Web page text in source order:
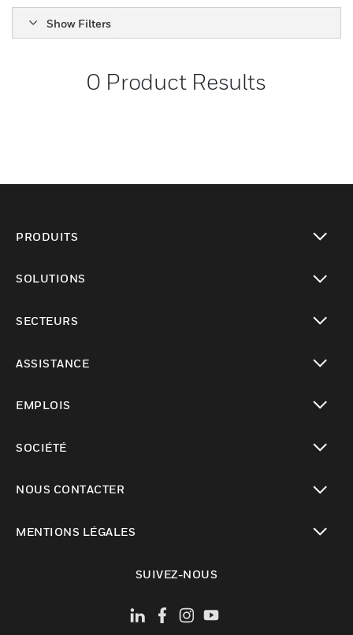
Show Filters
0 Product Results
PRODUITS
SOLUTIONS
SECTEURS
ASSISTANCE
EMPLOIS
SOCIÉTÉ
NOUS CONTACTER
MENTIONS LÉGALES
SUIVEZ-NOUS